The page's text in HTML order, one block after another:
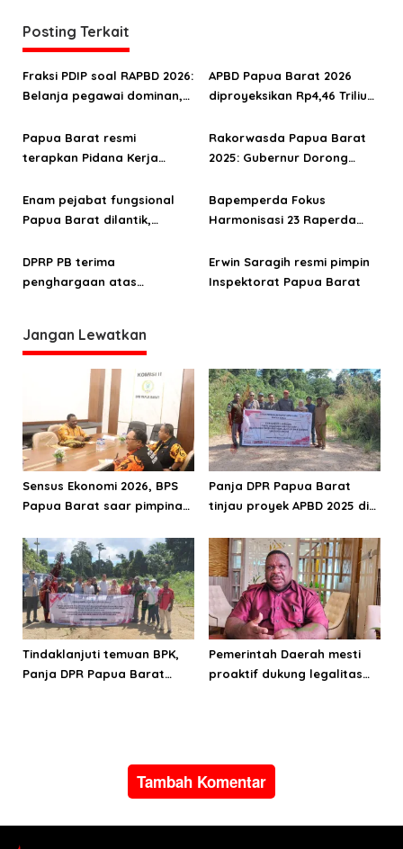
s
i
p
o
s
Posting Terkait
Fraksi PDIP soal RAPBD 2026:
Belanja pegawai dominan,
APBD Papua Barat 2026
diproyeksikan Rp4,46 Triliun,
Rakyat
Papua Barat resmi
terapkan Pidana Kerja
penegakan hukum humanis
di era KUHP Nasional
Rakorwasda Papua Barat
2025: Gubernur Dorong
Tembok Pencegahan
Korupsi
Enam pejabat fungsional
Papua Barat dilantik,
integritas dan pengawasan
berkualitas
Bapemperda Fokus
Harmonisasi 23 Raperda
Propemperda 2026
DPRP PB terima
penghargaan atas
Erwin Saragih resmi pimpin
Inspektorat Papua Barat
Jangan Lewatkan
Sensus Ekonomi 2026, BPS
Papua Barat saar pimpinan
Panja DPR Papua Barat
tinjau proyek APBD 2025 di
Bintuni
Tindaklanjuti temuan BPK,
Panja DPR Papua Barat
Pemerintah Daerah mesti
proaktif dukung legalitas
Tambah Komentar